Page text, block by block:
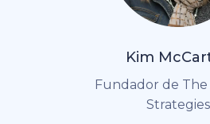
Kim
Fundador de The
Strategies